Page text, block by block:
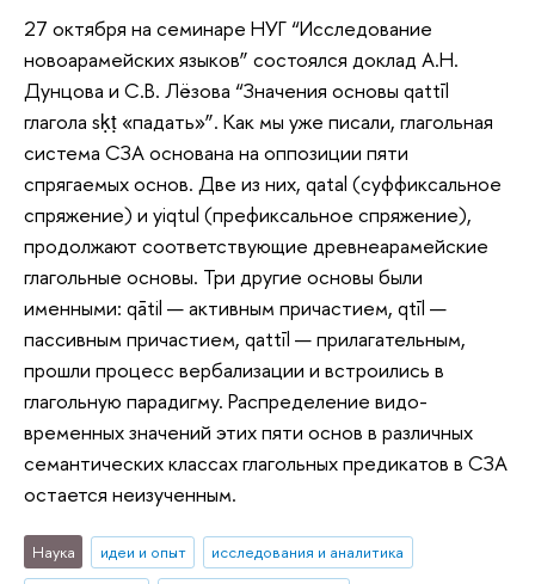
27 октября на семинаре НУГ “Исследование
новоарамейских языков” состоялся доклад А.Н.
Дунцова и С.В. Лёзова “Значения основы qattīl
глагола sḳṭ «падать»”. Как мы уже писали, глагольная
система СЗА основана на оппозиции пяти
спрягаемых основ. Две из них, qatal (суффиксальное
спряжение) и yiqtul (префиксальное спряжение),
продолжают соответствующие древнеарамейские
глагольные основы. Три другие основы были
именными: qātil — активным причастием, qtīl —
пассивным причастием, qattīl — прилагательным,
прошли процесс вербализации и встроились в
глагольную парадигму. Распределение видо-
временных значений этих пяти основ в различных
семантических классах глагольных предикатов в СЗА
остается неизученным.
Наука идеи и опыт исследования и аналитика